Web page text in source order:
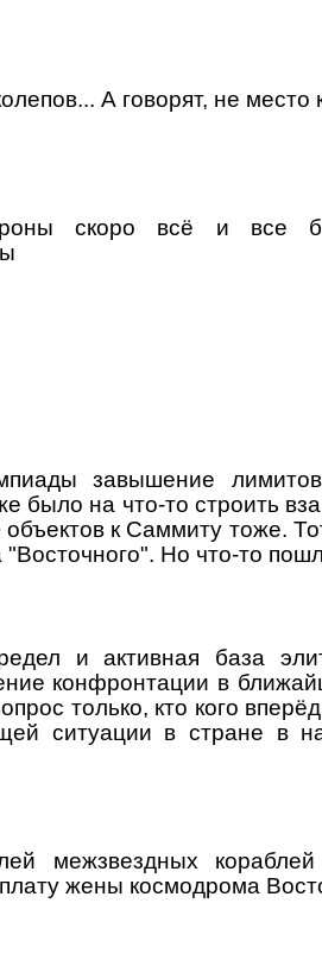
А говорят, не место
скоро всё и все
завышение
было на что-то строить
объектов к Саммиту тоже.
Но что-то
и активная база
конфронтации в
только, кто кого
ситуации в стране в
межзвездных
жены космодрома